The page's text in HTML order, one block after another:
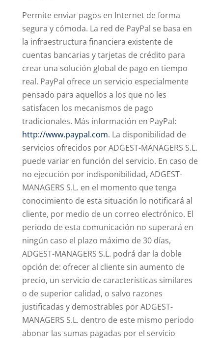
Permite enviar pagos en Internet de forma
segura y cómoda. La red de PayPal se basa en
la infraestructura financiera existente de
cuentas bancarias y tarjetas de crédito para
crear una solución global de pago en tiempo
real. PayPal ofrece un servicio especialmente
pensado para aquellos a los que no les
satisfacen los mecanismos de pago
tradicionales. Más información en PayPal:
http://www.paypal.com. La disponibilidad de
servicios ofrecidos por ADGEST-MANAGERS S.L.
puede variar en función del servicio. En caso de
no ejecución por indisponibilidad, ADGEST-
MANAGERS S.L. en el momento que tenga
conocimiento de esta situación lo notificará al
cliente, por medio de un correo electrónico. El
periodo de esta comunicación no superará en
ningún caso el plazo máximo de 30 días,
ADGEST-MANAGERS S.L. podrá dar la doble
opción de: ofrecer al cliente sin aumento de
precio, un servicio de características similares
o de superior calidad, o salvo razones
justificadas y demostrables por ADGEST-
MANAGERS S.L. dentro de este mismo periodo
abonar las sumas pagadas por el servicio